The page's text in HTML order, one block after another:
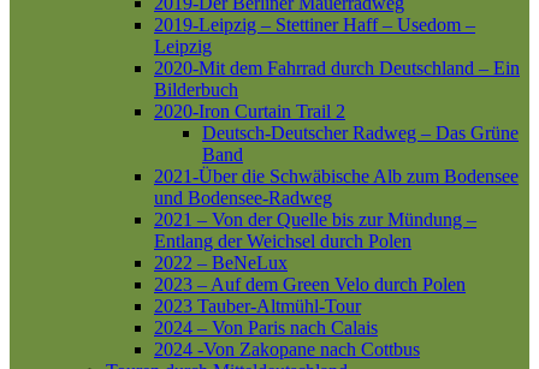
2019-Leipzig – Stettiner Haff – Usedom –
Leipzig
2020-Mit dem Fahrrad durch Deutschland – Ein
Bilderbuch
2020-Iron Curtain Trail 2
Deutsch-Deutscher Radweg – Das Grüne
Band
2021-Über die Schwäbische Alb zum Bodensee
und Bodensee-Radweg
2021 – Von der Quelle bis zur Mündung –
Entlang der Weichsel durch Polen
2022 – BeNeLux
2023 – Auf dem Green Velo durch Polen
2023 Tauber-Altmühl-Tour
2024 – Von Paris nach Calais
2024 -Von Zakopane nach Cottbus